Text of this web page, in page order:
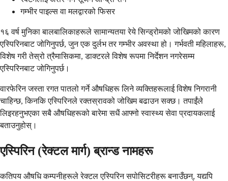
गम्भीर पाइल्स वा मलद्वारको फिसर
१६ वर्ष मुनिका बालबालिकाहरूले सामान्यतया रेये सिन्ड्रोमको जोखिमको कारण
एस्पिरिनबाट जोगिनुपर्छ, जुन एक दुर्लभ तर गम्भीर अवस्था हो। गर्भवती महिलाहरू,
विशेष गरी तेस्रो त्रैमासिकमा, डाक्टरले विशेष रूपमा निर्देशन नगरेसम्म
एस्पिरिनबाट जोगिनुपर्छ।
वारफेरिन जस्ता रगत पातलो गर्ने औषधिहरू लिने व्यक्तिहरूलाई विशेष निगरानी
चाहिन्छ, किनकि एस्पिरिनले रक्तस्रावको जोखिम बढाउन सक्छ। तपाईंले
लिइरहनुभएका सबै औषधिहरूको बारेमा सधैं आफ्नो स्वास्थ्य सेवा प्रदायकलाई
बताउनुहोस्।
एस्पिरिन (रेक्टल मार्ग) ब्रान्ड नामहरू
कतिपय औषधि कम्पनीहरूले रेक्टल एस्पिरिन सपोसिटरीहरू बनाउँछन्, यद्यपि